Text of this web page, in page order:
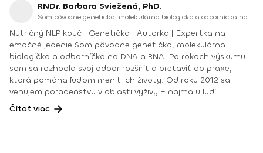
RNDr. Barbara Sviežená, PhD.
Som pôvodne genetička, molekulárna biologička a odborníčka na DNA a RNA. Po rokoch výskumu som sa rozhodla svoj odbor rozšíriť a pretaviť do praxe, ktorá pomáha ľuďom meniť ich životy.
Nutričný NLP kouč | Genetička | Autorka | Expertka na
emočné jedenie Som pôvodne genetička, molekulárna
biologička a odborníčka na DNA a RNA. Po rokoch výskumu
som sa rozhodla svoj odbor rozšíriť a pretaviť do praxe,
ktorá pomáha ľuďom meniť ich životy. Od roku 2012 sa
venujem poradenstvu v oblasti výživy – najmä u ľudí
trpiacich poruchami príjmu potravy, emočným a
psychogénnym jedením, chronickým diétovaním a
Čítať viac